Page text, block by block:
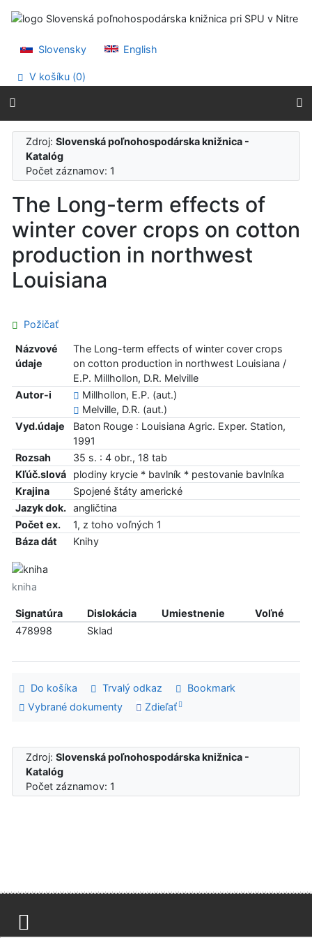
Prejsť na menu
Slovensky
English
V košíku (0)
Zdroj:Slovenská poľnohospodárska knižnica -
Katalóg
Počet záznamov: 1
The Long-term effects of
winter cover crops on cotton
production in northwest
Louisiana
Požičať
Názvové
údaje
The Long-term effects of winter cover crops
on cotton production in northwest Louisiana /
E.P. Millhollon, D.R. Melville
Autor-i
Millhollon, E.P. (aut.)
Melville, D.R. (aut.)
Vyd.údaje
Baton Rouge : Louisiana Agric. Exper. Station,
1991
Rozsah
35 s. : 4 obr., 18 tab
Kľúč.slová
plodiny krycie * bavlník * pestovanie bavlníka
Krajina
Spojené štáty americké
Jazyk dok.
angličtina
Počet ex.
1, z toho voľných 1
Báza dát
Knihy
kniha
Signatúra Dislokácia Umiestnenie
Voľné
478998
Sklad
Do košíka Trvalý odkaz
Bookmark
Vybrané dokumenty
Zdieľať
Zdroj:Slovenská poľnohospodárska knižnica -
Katalóg
Počet záznamov: 1